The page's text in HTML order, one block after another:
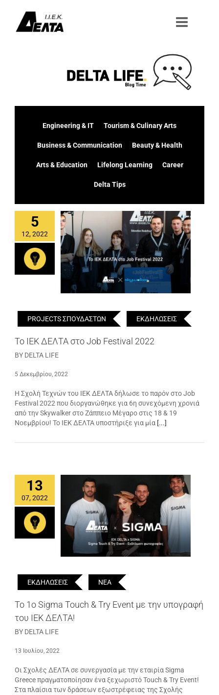
περιεχόμενο
Engineering & IT Tourism & Culinary Arts
Business & Communication Beauty & Health
Arts & Education Lifelong Learning Career
Delta Tips
5
12, 2022
PROJECTS ΣΠΟΥΔΑΣΤΩΝ ΕΚΔΗΛΩΣΕΙΣ
Το ΙΕΚ ΔΕΛΤΑ στο Job Festival 2022
BY DELTA LIFE
5 Δεκεμβρίου, 2022
Η Σχολή Τεχνών του ΙΕΚ ΔΕΛΤΑ δήλωσε το παρόν στο Job
Festival 2022 που διοργανώθηκε για 6η συνεχόμενη χρονιά
από την Skywalker στο Ζάππειο Μέγαρο στις 18 & 19
Νοεμβρίου! Το ΙΕΚ ΔΕΛΤΑ υποστήριξε για μία [...]
13
07, 2022
ΕΚΔΗΛΩΣΕΙΣ ΝΕΑ
Το 1ο Sigma Touch & Try Event με την υπογραφή
του ΙΕΚ ΔΕΛΤΑ!
BY DELTA LIFE
13 Ιουλίου, 2022
Οι Σχολές ΔΕΛΤΑ σε συνεργασία με την εταιρία Sigma
Greece πραγματοποίησαν ένα ξεχωριστό Touch & Try Event!
Στα πλαίσια των δράσεων εξωστρέφειας της Σχολής